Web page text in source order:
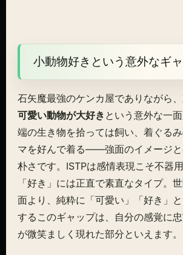
小動物好きという意外なギ
石矢魔最強のケンカ屋でありながら
可愛い動物が大好き という意外な一
端の生き物を拾っては飼い、着ぐる
マを好んで着る——強面のイメージ
朴さです。ISTPは感情表現こそ不器
「好き」には正直で素直なタイプ。
面より、純粋に「可愛い」「好き」
するこのギャップは、自分の感覚に
が微笑ましく現れた部分といえます。